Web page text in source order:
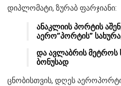
დიპლომატი, ზურაბ ფარჯიანი:
ანაკლიის პორტის
აერო”პორტის”
და ავლაბრის მეტროს
ბონუსად
ცნობისთვის, დღეს